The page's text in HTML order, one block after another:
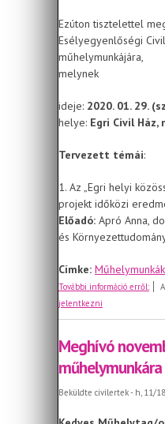
Ezúton tisztelettel
Esélyegyenlőségi
műhelymunkájára,
melynek
ideje: 2020. 01. 29.
helye: Egri Civil Ház,
Tervezett témái:
1. Az „Egri helyi
projekt időközi
Előadó: Apró Anna,
és
Címke: Műhelymunkák
További információ erről:
jelentkezni
Meghívó
műhelymunkára
Beküldte civilertek- h, 11/